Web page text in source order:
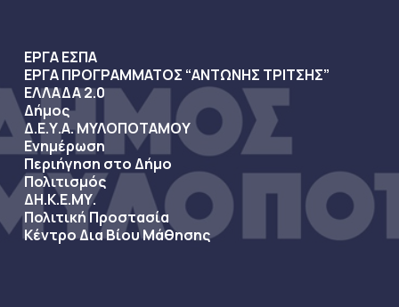
ΕΡΓΑ ΕΣΠΑ
ΕΡΓΑ ΠΡΟΓΡΑΜΜΑΤΟΣ “ΑΝΤΩΝΗΣ ΤΡΙΤΣΗΣ”
ΕΛΛΑΔΑ 2.0
Δήμος
Δ.Ε.Υ.Α. ΜΥΛΟΠΟΤΑΜΟΥ
Ενημέρωση
Περιήγηση στο Δήμο
Πολιτισμός
ΔΗ.Κ.Ε.ΜΥ.
Πολιτική Προστασία
Κέντρο Δια Βίου Μάθησης